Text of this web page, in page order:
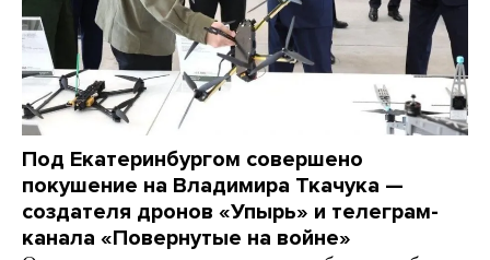
Под Екатеринбургом совершено
покушение на Владимира Ткачука —
создателя дронов «Упырь» и телеграм-
канала «Повернутые на войне»